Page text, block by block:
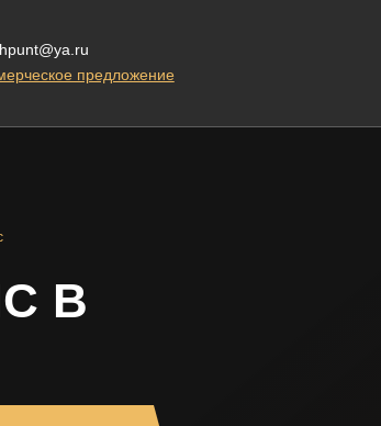
предложение
В